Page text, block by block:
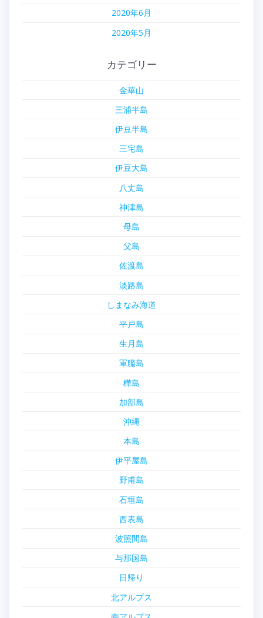
2020年6月
2020年5月
カテゴリー
金華山
三浦半島
伊豆半島
三宅島
伊豆大島
八丈島
神津島
母島
父島
佐渡島
淡路島
しまなみ海道
平戸島
生月島
軍艦島
樺島
加部島
沖縄
本島
伊平屋島
野甫島
石垣島
西表島
波照間島
与那国島
日帰り
北アルプス